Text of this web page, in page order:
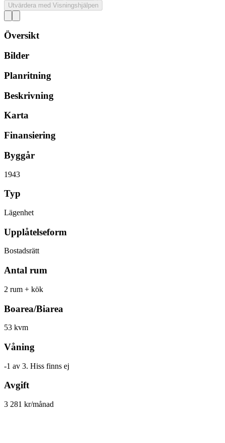
Utvärdera med Visningshjälpen
Översikt
Bilder
Planritning
Beskrivning
Karta
Finansiering
Byggår
1943
Typ
Lägenhet
Upplåtelseform
Bostadsrätt
Antal rum
2 rum + kök
Boarea/Biarea
53 kvm
Våning
-1 av 3. Hiss finns ej
Avgift
3 281 kr/månad